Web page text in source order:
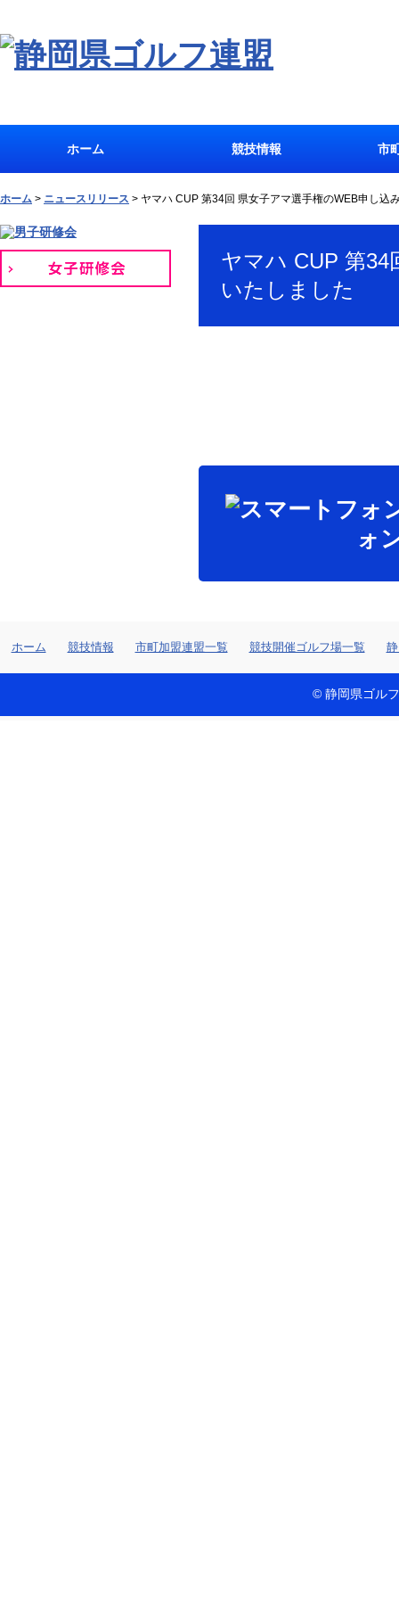
ホーム 競技情報 市
ホーム > ニュースリリース > ヤマハ CUP 第34回 県女子アマ選手権のWEB申し込
ヤマハ CUP 第34
いたしました
ォ
ホーム 競技情報 市町加盟連盟一覧 競技開催ゴルフ場一覧
© 静岡県ゴル